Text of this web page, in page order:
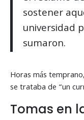
sostener
universidad
sumaron.
Horas más
se trataba de “un
Tomas en